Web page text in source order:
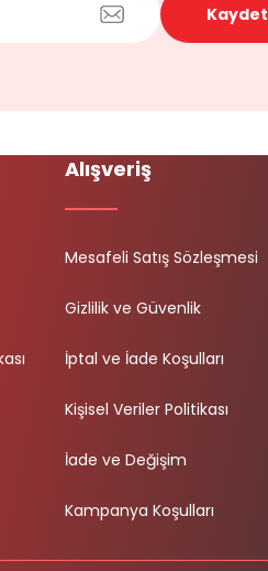
Kaydet
Alışveriş
Mesafeli Satış Sözleşmesi
Gizlilik ve Güvenlik
İptal ve İade Koşulları
Kişisel Veriler Politikası
İade ve Değişim
Kampanya Koşulları